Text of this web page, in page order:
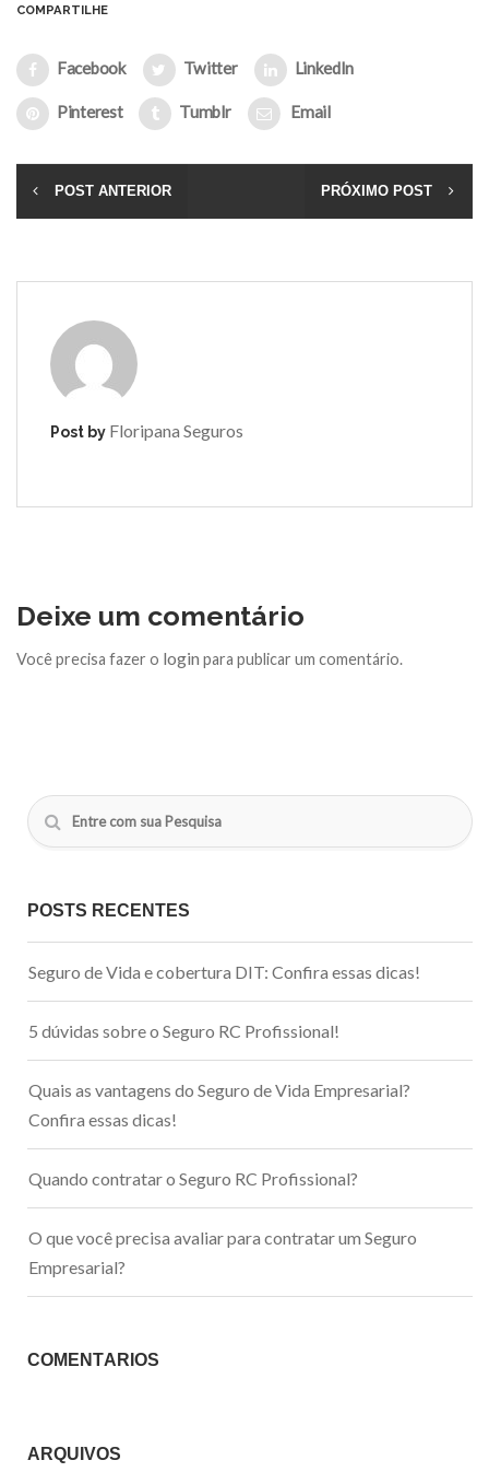
COMPARTILHE
Facebook Twitter LinkedIn
Pinterest Tumblr Email
POST ANTERIOR PRÓXIMO POST
Post by Floripana Seguros
Deixe um comentário
Você precisa fazer o login para publicar um comentário.
POSTS RECENTES
Seguro de Vida e cobertura DIT: Confira essas dicas!
5 dúvidas sobre o Seguro RC Profissional!
Quais as vantagens do Seguro de Vida Empresarial?
Confira essas dicas!
Quando contratar o Seguro RC Profissional?
O que você precisa avaliar para contratar um Seguro
Empresarial?
COMENTÁRIOS
ARQUIVOS